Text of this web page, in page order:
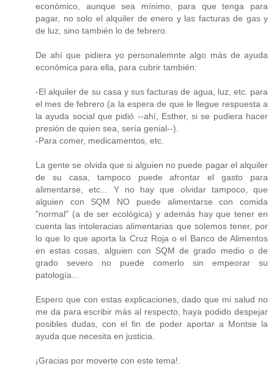
económico, aunque sea mínimo, para que tenga para
pagar, no solo el alquiler de enero y las facturas de gas y
de luz, sino también lo de febrero.
De ahí que pidiera yo personalemnte algo más de ayuda
económica para ella, para cubrir también:
-El alquiler de su casa y sus facturas de agua, luz, etc. para
el mes de febrero (a la espera de que le llegue respuesta a
la ayuda social que pidió --ahí, Esther, si se pudiera hacer
presión de quien sea, sería genial--).
-Para comer, medicamentos, etc.
La gente se olvida que si alguien no puede pagar el alquiler
de su casa, tampoco puede afrontar el gasto para
alimentarse, etc... Y no hay que olvidar tampoco, que
alguien con SQM NO puede alimentarse con comida
"normal" (a de ser ecológica) y además hay que tener en
cuenta las intoleracias alimentarias que solemos tener, por
lo que lo que aporta la Cruz Roja o el Banco de Alimentos
en estas cosas, alguien con SQM de grado medio o de
grado severo no puede comerlo sin empeorar su
patología...
Espero que con estas explicaciones, dado que mi salud no
me da para escribir más al respecto, haya podido despejar
posibles dudas, con el fin de poder aportar a Montse la
ayuda que necesita en justicia.
¡Gracias por moverte con este tema!.